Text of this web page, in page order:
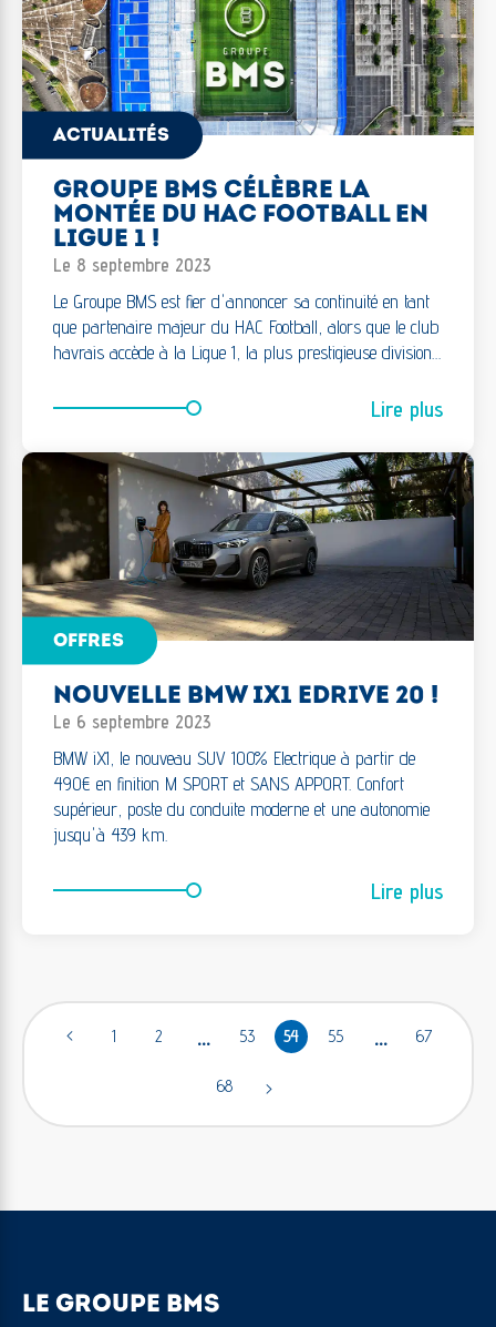
ACTUALITÉS
GROUPE BMS CÉLÈBRE LA
MONTÉE DU HAC FOOTBALL EN
LIGUE 1 !
Le 8 septembre 2023
Le Groupe BMS est fier d'annoncer sa continuité en tant
que partenaire majeur du HAC Football, alors que le club
havrais accède à la Ligue 1, la plus prestigieuse division…
Lire plus
OFFRES
NOUVELLE BMW IX1 EDRIVE 20 !
Le 6 septembre 2023
BMW iX1, le nouveau SUV 100% Electrique à partir de
490€ en finition M SPORT et SANS APPORT. Confort
supérieur, poste du conduite moderne et une autonomie
jusqu'à 439 km.
Lire plus
< 1 2 … 53 54 55 … 67
68 >
LE GROUPE BMS